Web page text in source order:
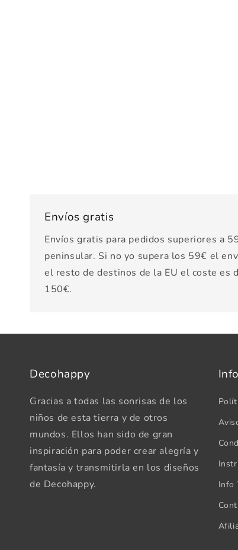
Envíos gratis
Envíos gratis para pedidos superiores a
peninsular. Si no yo supera los 59€ el
el resto de destinos de la EU el coste es
150€.
Decohappy
Gracias a todas las sonrisas de los
niños de esta tierra y de otros
mundos. Ellos han sido de gran
inspiración para poder crear alegría y
fantasía y transmitirla en los diseños
de Decohappy.
Info